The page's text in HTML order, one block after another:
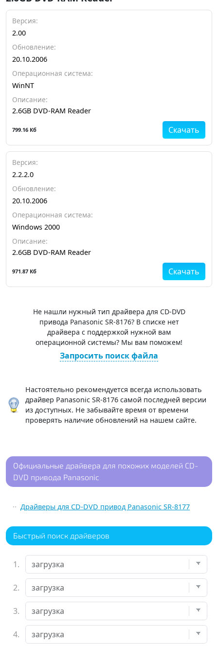
Версия:
2.00
Обновление:
20.10.2006
Операционная система:
WinNT
Описание:
2.6GB DVD-RAM Reader
Скачать
799.16 Кб
Версия:
2.2.2.0
Обновление:
20.10.2006
Операционная система:
Windows 2000
Описание:
2.6GB DVD-RAM Reader
Скачать
971.87 Кб
Не нашли нужный тип драйвера для CD-DVD
привода Panasonic SR-8176? В списке нет
драйвера с поддержкой нужной вам
операционной системы? Мы вам поможем!
Запросить поиск файла
Настоятельно рекомендуется всегда использовать
драйвер Panasonic SR-8176 самой последней версии
из доступных. Не забывайте время от времени
проверять наличие обновлений на нашем сайте.
Официальные драйвера для похожих моделей CD-
DVD привода Panasonic
Драйверы для CD-DVD привод Panasonic SR-8177
Быстрый поиск драйверов
1.
2.
3.
4.